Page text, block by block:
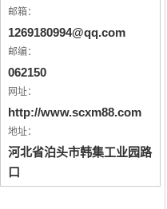
邮箱：
1269180994@qq.com
邮编：
062150
网址：
http://www.scxm88.com
地址：
河北省泊头市韩集工业园路
口